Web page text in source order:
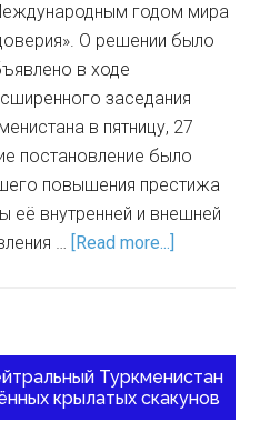
годом мира
О решении было
в ходе
заседания
в пятницу, 27
постановление было
повышения престижа
её внутренней и внешней
… [Read more...]
Туркменистан
крылатых скакунов